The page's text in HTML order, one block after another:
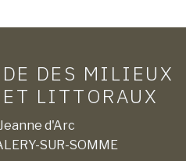
DES MILIEUX
LITTORAUX
d'Arc
SUR-SOMME